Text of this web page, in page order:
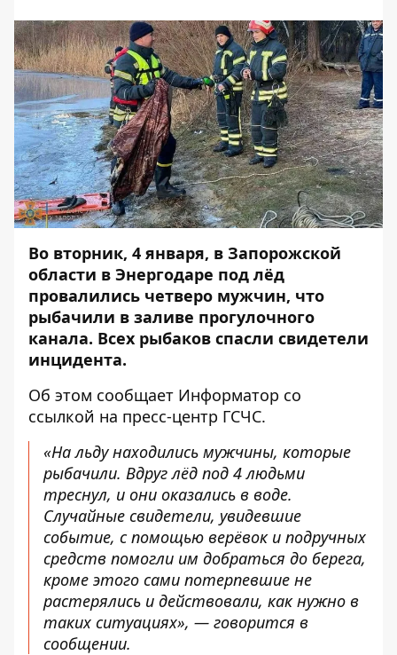
Во вторник, 4 января, в Запорожской
области в Энергодаре под лёд
провалились четверо мужчин, что
рыбачили в заливе прогулочного
канала. Всех рыбаков спасли свидетели
инцидента.
Об этом сообщает Информатор со
ссылкой на пресс-центр ГСЧС.
«На льду находились мужчины, которые
рыбачили. Вдруг лёд под 4 людьми
треснул, и они оказались в воде.
Случайные свидетели, увидевшие
событие, с помощью верёвок и подручных
средств помогли им добраться до берега,
кроме этого сами потерпевшие не
растерялись и действовали, как нужно в
таких ситуациях», — говорится в
сообщении.